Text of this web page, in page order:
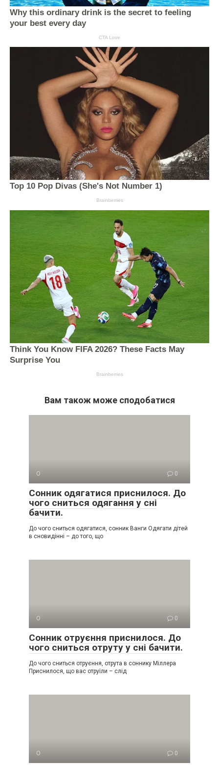
Вам також може сподобатися
О 0
Сонник одягатися приснилося. До
чого сниться одягання у сні
бачити.
До чого сниться одягатися, сонник Ванги Одягати дітей
в сновидінні – до того, що
О 0
Сонник отруєння приснилося. До
чого сниться отруту у сні бачити.
До чого сниться отруєння, отрута в соннику Міллера
Приснилося, що вас отруїли – слід
О 0